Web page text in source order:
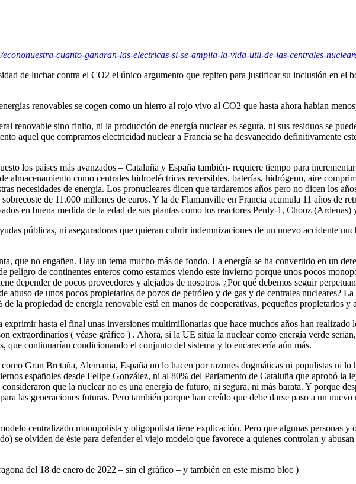
cuanto-ganaran-las-electricas-si-se-amplia-la-vida-util-de-las-centrales-
de luchar contra el CO2 el único argumento que repiten para justificar su inclusión en el
renovables se cogen como un hierro al rojo vivo al CO2 que hasta ahora habían
renovable sino finito, ni la producción de energía nuclear es segura, ni sus residuos se
aquel que compramos electricidad nuclear a Francia se ha desvanecido definitivamente
los países más avanzados – Cataluña y España también- requiere tiempo para
almacenamiento como centrales hidroeléctricas reversibles, baterías, hidrógeno, aire
necesidades de energía. Los pronucleares dicen que tardaremos años pero no dicen los
de 11.000 millones de euros. Y la de Flamanville en Francia acumula 11 años de
en buena medida de la edad de sus plantas como los reactores Penly-1, Chooz
públicas, ni aseguradoras que quieran cubrir indemnizaciones de un nuevo accidente
que no engañen. Hay un tema mucho más de fondo. La energía se ha convertido en un
peligro de continentes enteros como estamos viendo este invierno porque unos pocos
depender de pocos proveedores y alejados de nosotros. ¿Por qué debemos seguir
abuso de unos pocos propietarios de pozos de petróleo y de gas y de centrales nucleares?
la propiedad de energía renovable está en manos de cooperativas, pequeños propietarios y
hasta el final unas inversiones multimillonarias que hace muchos años han realizado
extraordinarios ( véase gráfico ) . Ahora, si la UE sitúa la nuclear como energía verde
que continuarían condicionando el conjunto del sistema y lo encarecería aún más.
Gran Bretaña, Alemania, España no lo hacen por razones dogmáticas ni populistas ni
españoles desde Felipe González, ni al 80% del Parlamento de Cataluña que aprobó la
que la nuclear no es una energía de futuro, ni segura, ni más barata. Y porque
las generaciones futuras. Pero también porque han creído que debe darse paso a un
centralizado monopolista y oligopolista tiene explicación. Pero que algunas personas
se olviden de éste para defender el viejo modelo que favorece a quienes controlan y
del 18 de enero de 2022 – sin el gráfico – y también en este mismo bloc )